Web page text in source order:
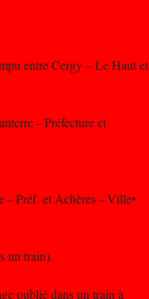
entre Cergy – Le Haut et
– Préfecture et
Préf. et Achères – Ville•
un train).
oublié dans un train à